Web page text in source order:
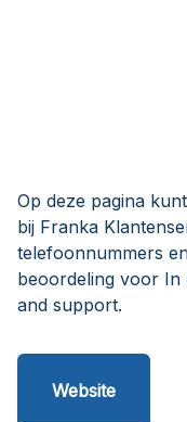
Op deze pagina
bij Franka
telefoonnummers
beoordeling voor In
and support.
Website